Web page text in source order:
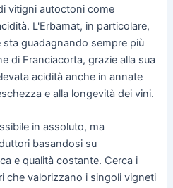
vitigni autoctoni come
L'Erbamat, in particolare,
guadagnando sempre più
di Franciacorta, grazie alla sua
acidità anche in annate
e alla longevità dei vini.
in assoluto, ma
basandosi su
e qualità costante. Cerca i
che valorizzano i singoli vigneti